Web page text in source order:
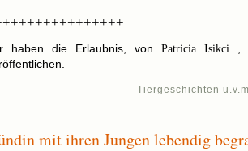
haben die Erlaubnis, von Patricia Isikci
Tiergeschichten
mit ihren Jungen lebendig